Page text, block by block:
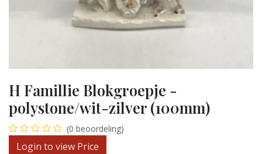
H Famillie Blokgroepje -
polystone/wit-zilver (100mm)
(0 beoordeling)
Login to view Price